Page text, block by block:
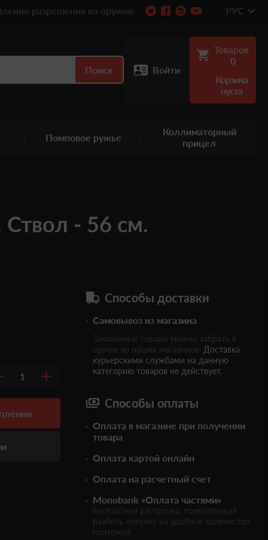
разрешения на оружие РУС
Поиск Войти
Товаров
0
Корзина
пуста
Помповое ружье
Коллиматорный
прицел
Ствол - 56 см.
1
Способы доставки
Самовывоз из магазина
Заказанные товары можно забрать в
одном из наших магазинов. Доставка
курьерскими службами на данную
категорию товаров не действует.
Способы оплаты
Оплата в магазине при получении
товара
Оплата картой онлайн
Оплата на расчетный счет
Monobank «Оплата частями»
Бесплатная рассрочка, позволяющая
разбить покупку на удобное количество
платежей.